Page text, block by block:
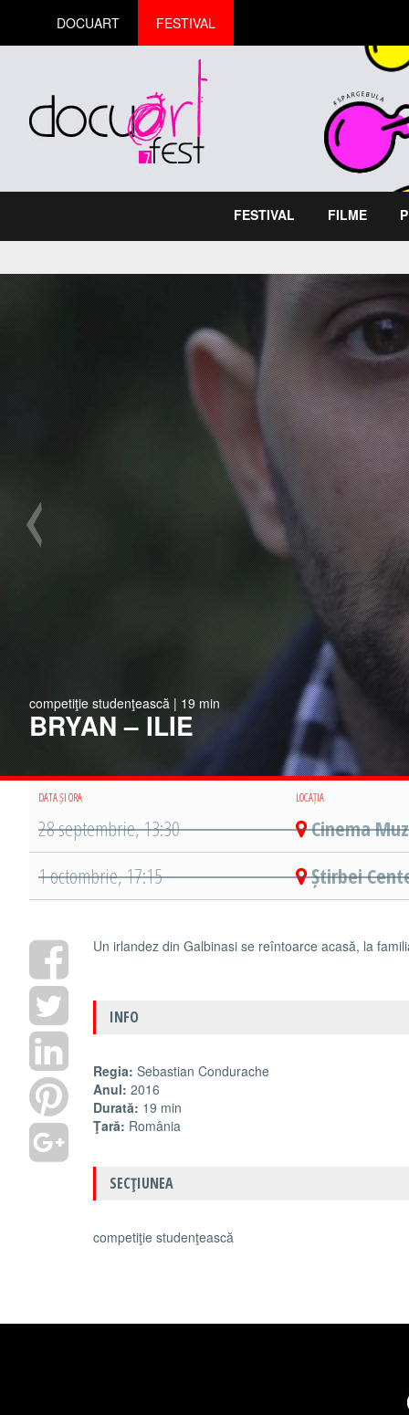
DOCUART FESTIVAL
FESTIVAL FILME
competiţie studenţească | 19 min
BRYAN – ILIE
DATA ȘI ORA LOCAȚIA
28 septembrie, 13:30
Cinema
1 octombrie, 17:15
Știrbei
Un irlandez din Galbinasi se reîntoarce acasă, la
INFO
Regia: Sebastian Condurache
Anul: 2016
Durată: 19 min
Ţară: România
SECŢIUNEA
competiţie studenţească